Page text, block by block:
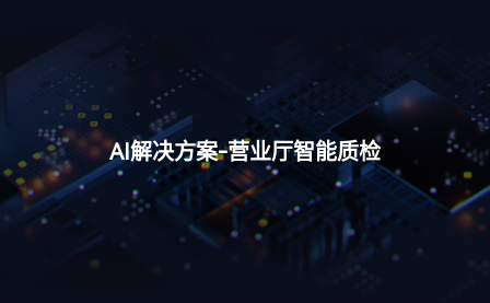
AI解决方案-营业厅智能质检